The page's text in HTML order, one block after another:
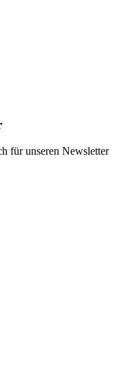
für unseren Newsletter